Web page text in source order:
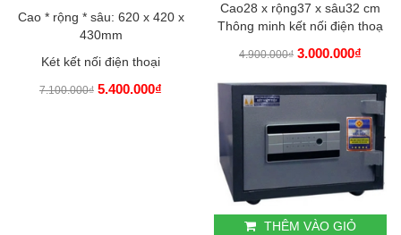
Cao * rộng * sâu: 620 x 420 x
430mm
Két kết nối điện thoại
7.100.000₫ 5.400.000₫
Cao28 x rộng37 x sâu32 cm
Thông minh kết nối điện thoạ
4.900.000₫ 3.000.000₫
THÊM VÀO GIỎ